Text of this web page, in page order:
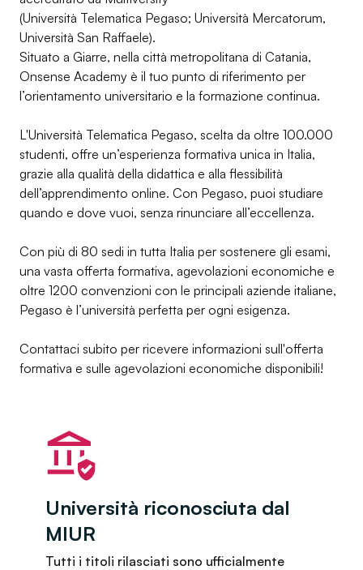
(Università Telematica Pegaso; Università Mercatorum,
Università San Raffaele).
Situato a Giarre, nella città metropolitana di Catania,
Onsense Academy è il tuo punto di riferimento per
l’orientamento universitario e la formazione continua.
L'Università Telematica Pegaso, scelta da oltre 100.000
studenti, offre un’esperienza formativa unica in Italia,
grazie alla qualità della didattica e alla flessibilità
dell’apprendimento online. Con Pegaso, puoi studiare
quando e dove vuoi, senza rinunciare all’eccellenza.
Con più di 80 sedi in tutta Italia per sostenere gli esami,
una vasta offerta formativa, agevolazioni economiche e
oltre 1200 convenzioni con le principali aziende italiane,
Pegaso è l’università perfetta per ogni esigenza.
Contattaci subito per ricevere informazioni sull'offerta
formativa e sulle agevolazioni economiche disponibili!
Università riconosciuta dal
MIUR
Tutti i titoli rilasciati sono ufficialmente